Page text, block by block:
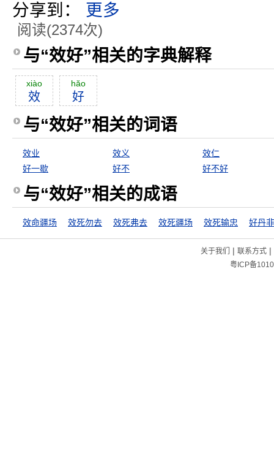
分享到： 更多
阅读(2374次)
与“效好”相关的字典解释
xiào
效
hăo
好
与“效好”相关的词语
效业 效义
效仁
好一歇
好不 好不好
与“效好”相关的成语
效命疆场 效死勿去 效死弗去 效死疆场 效死输忠 好丹
关于我们 | 联系方式|
粤ICP备